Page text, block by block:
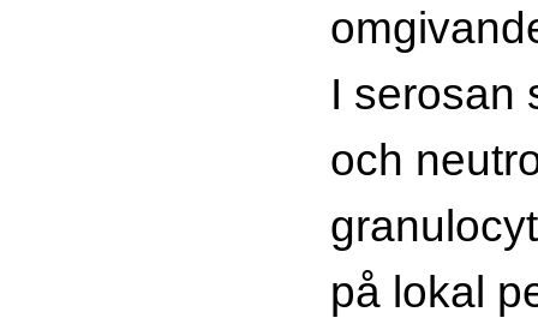
I serosan
och
på lokal